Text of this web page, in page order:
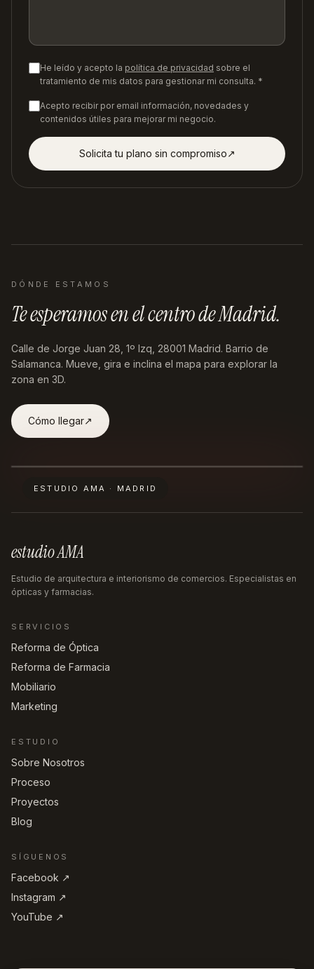
He leído y acepto la política de privacidad sobre el
tratamiento de mis datos para gestionar mi consulta. *
Acepto recibir por email información, novedades y
contenidos útiles para mejorar mi negocio.
Solicita tu plano sin compromiso↗︎
DÓNDE ESTAMOS
Te esperamos enel centro de Madrid.
Calle de Jorge Juan 28, 1º Izq, 28001 Madrid. Barrio de
Salamanca. Mueve, gira e inclina el mapa para explorar la
zona en 3D.
Cómo llegar↗︎
ESTUDIO AMA · MADRID
estudio AMA
Estudio de arquitectura e interiorismo de comercios. Especialistas en
ópticas y farmacias.
SERVICIOS
Reforma de Óptica
Reforma de Farmacia
Mobiliario
Marketing
ESTUDIO
Sobre Nosotros
Proceso
Proyectos
Blog
SÍGUENOS
Facebook ↗︎
Instagram ↗︎
YouTube ↗︎